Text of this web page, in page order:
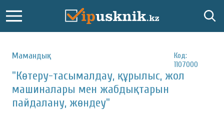
Мамандық:
Код:
1107000
"Көтеру-тасымалдау, құрылыс, жол
машиналары мен жабдықтарын
пайдалану, жөндеу"